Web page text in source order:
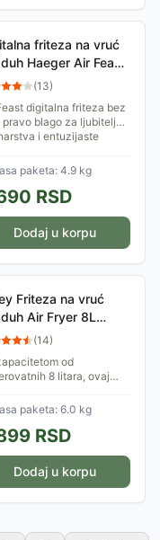
friteza na vruć
Haeger Air Feast
4.2L
(13)
digitalna friteza bez
pravo blago za ljubitelje
i entuzijaste
očarani sposobnošću
paketa: 4.9 kg
RSD
Dodaj u korpu
Friteza na vruć
Air Fryer 8L
HY2509
(14)
od
8 litara, ovaj
celu porodicu jednim
pružajući savršeno
hranu sa do...
paketa: 6.0 kg
RSD
Dodaj u korpu